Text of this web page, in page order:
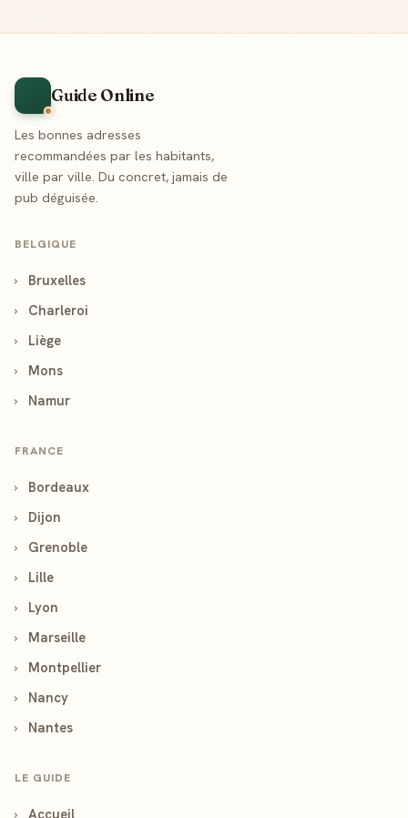
Guide Online
Les bonnes adresses
recommandées par les habitants,
ville par ville. Du concret, jamais de
pub déguisée.
BELGIQUE
›
Bruxelles
›
Charleroi
›
Liège
›
Mons
›
Namur
FRANCE
›
Bordeaux
›
Dijon
›
Grenoble
›
Lille
›
Lyon
›
Marseille
›
Montpellier
›
Nancy
›
Nantes
LE GUIDE
› Accueil